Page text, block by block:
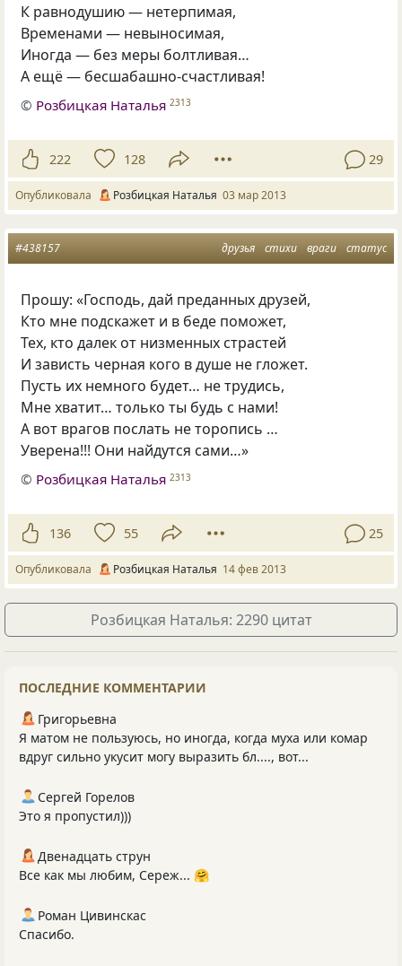
К равнодушию — нетерпимая,
Временами — невыносимая,
Иногда — без меры болтливая…
А ещё — бесшабашно-счастливая!
© Розбицкая Наталья 2313
222 128 29
Опубликовала Розбицкая Наталья 03 мар 2013
друзья стихи враги статус
#438157
Прошу: «Господь, дай преданных друзей,
Кто мне подскажет и в беде поможет,
Тех, кто далек от низменных страстей
И зависть черная кого в душе не гложет.
Пусть их немного будет… не трудись,
Мне хватит… только ты будь с нами!
А вот врагов послать не торопись …
Уверена!!! Они найдутся сами…»
© Розбицкая Наталья 2313
136 55 25
Опубликовала Розбицкая Наталья 14 фев 2013
Розбицкая Наталья: 2290 цитат
ПОСЛЕДНИЕ КОММЕНТАРИИ
Григорьевна
Я матом не пользуюсь, но иногда, когда муха или комар
вдруг сильно укусит могу выразить бл...., вот...
Сергей Горелов
Это я пропустил)))
Двенадцать струн
Все как мы любим, Сереж... 🤗
Роман Цивинскас
Спасибо.